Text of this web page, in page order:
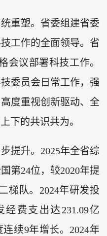
重塑。省委组建省委
工作的全面领导。省
会议部署科技工作。
委员会日常工作，强
度重视创新驱动、全
下的共识共为。
提升。2025年全省综
第24位，较2020年提
梯队。2024年研发投
费支出达231.09亿
续9年增长。2024年